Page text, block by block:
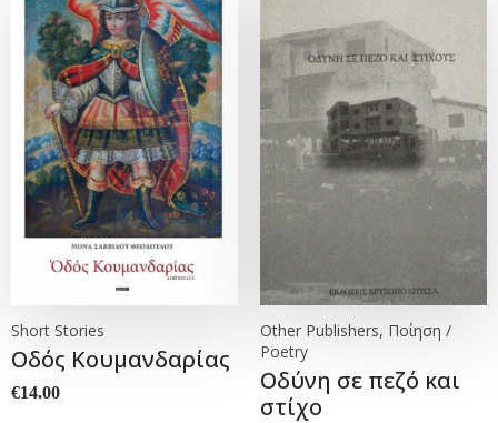
Short Stories
Οδός Κουμανδαρίας
€14.00
Other Publishers, Ποίηση /
Poetry
Οδύνη σε πεζό και
στίχο